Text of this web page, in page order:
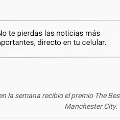
la semana recibio el premio The
Manchester City.